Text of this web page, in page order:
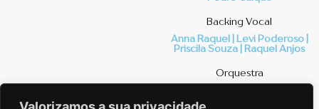
⁠Backing Vocal
Anna Raquel | Levi Poderoso |
Priscila Souza | Raquel Anjos
Orquestra